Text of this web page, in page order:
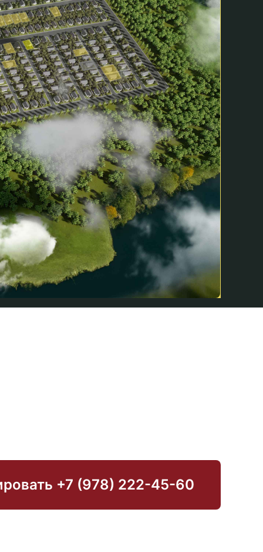
+7 (978) 222 - 45 - 60